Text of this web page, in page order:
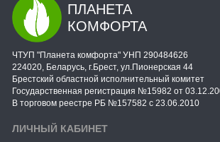
ПЛАНЕТА
КОМФОРТА
ЧТУП "Планета комфорта" УНП 290484626
224020, Беларусь, г.Брест, ул.Пионерская 44
Брестский областной исполнительный комитет
Государственная регистрация №15982 от
В торговом реестре РБ №157582 с 23.06.2010
ЛИЧНЫЙ КАБИНЕТ